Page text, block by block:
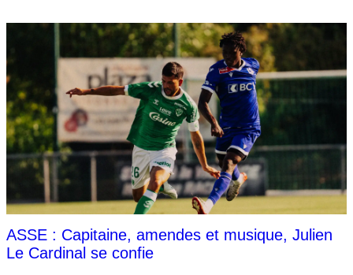
ASSE : Capitaine, amendes et musique, Julien
Le Cardinal se confie